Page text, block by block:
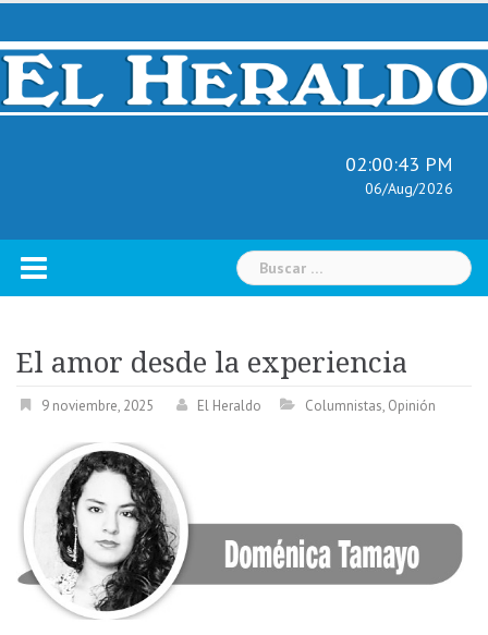
Skip
content
02:00:44 PM
06/Aug/2026
Buscar:
El amor desde la experiencia
9 noviembre, 2025 El Heraldo Columnistas, Opinión